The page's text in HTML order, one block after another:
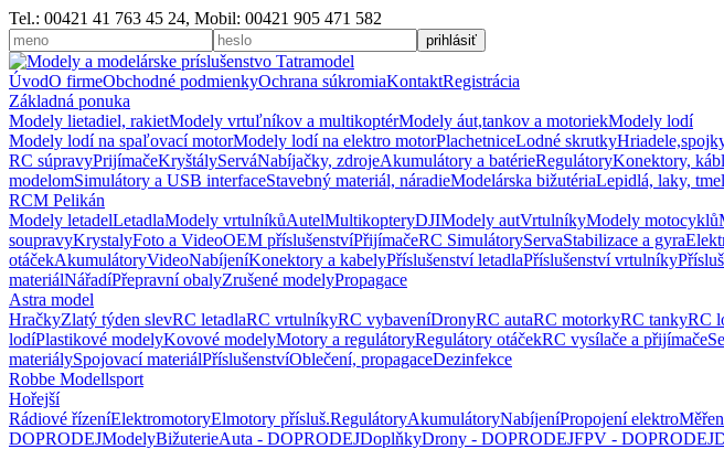
Tel.: 00421 41 763 45 24, Mobil: 00421 905 471 582
ÚvodO firmeObchodné podmienkyOchrana súkromiaKontaktRegistrácia
Základná ponuka
Modely lietadiel, rakietModely vrtuľníkov a multikoptérModely áut,tankov a motoriekModely lodí
Modely lodí na spaľovací motorModely lodí na elektro motorPlachetniceLodné skrutky
RC súpravyPrijímačeKryštályServáNabíjačky, zdrojeAkumulátory a batérieRegulátoryKonektory,
modelomSimulátory a USB interfaceStavebný materiál, náradieModelárska bižutériaLepidlá, laky,
RCM Pelikán
Modely letadelLetadlaModely vrtulníkůAutelMultikopteryDJIModely autVrtulníkyModely motocyklů
soupravyKrystalyFoto a VideoOEM příslušenstvíPřijímačeRC SimulátoryServaStabilizace a gyra
otáčekAkumulátoryVideoNabíjeníKonektory a kabelyPříslušenství letadlaPříslušenství vrtulníky
materiálNářadíPřepravní obalyZrušené modelyPropagace
Astra model
HračkyZlatý týden slevRC letadlaRC vrtulníkyRC vybaveníDronyRC autaRC motorkyRC tankyRC
lodíPlastikové modelyKovové modelyMotory a regulátoryRegulátory otáčekRC vysílače a přijímače
materiálySpojovací materiálPříslušenstvíOblečení, propagaceDezinfekce
Robbe Modellsport
Hořejší
Rádiové řízeníElektromotoryElmotory přísluš.RegulátoryAkumulátoryNabíjeníPropojení elektro
DOPRODEJModelyBižuterieAuta - DOPRODEJDoplňkyDrony - DOPRODEJFPV - DOPRODEJ